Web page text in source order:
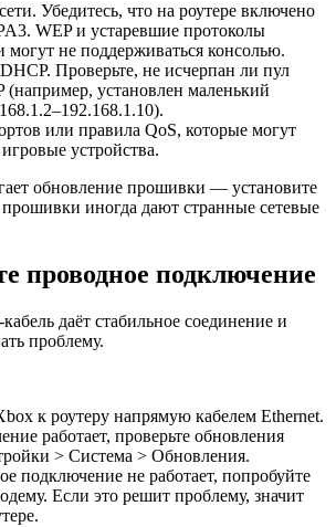
Убедитесь, что на роутере включено
WEP и устаревшие протоколы
могут не поддерживаться консолью.
Проверьте, не исчерпан ли пул
(например, установлен маленький
или правила QoS, которые могут
устройства.
обновление прошивки — установите
иногда дают странные сетевые
проводное подключение
даёт стабильное соединение и
проблему.
к роутеру напрямую кабелем Ethernet.
работает, проверьте обновления
> Система > Обновления.
подключение не работает, попробуйте
Если это решит проблему, значит